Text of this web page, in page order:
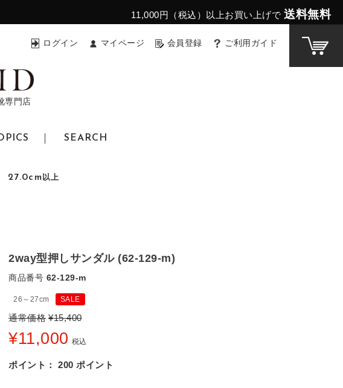
11,000円（税込）以上お買い上げで 送料無料
専門店
ログイン マイページ 会員登録 ご利用ガイド
SEARCH
27.0cm以上
2way型押しサンダル (62-129-m)
商品番号 62-129-m
26～27cm SALE
通常価格 ¥15,400
¥11,000 税込
ポイント： 200 ポイント